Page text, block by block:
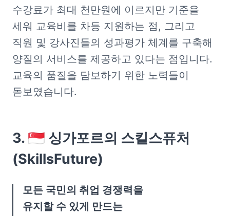
수강료가 최대 천만원에 이르지만 기준을
세워 교육비를 차등 지원하는 점, 그리고
직원 및 강사진들의 성과평가 체계를 구축해
양질의 서비스를 제공하고 있다는 점입니다.
교육의 품질을 담보하기 위한 노력들이
돋보였습니다.
3. 🇸🇬 싱가포르의 스킬스퓨처
(SkillsFuture)
모든 국민의 취업 경쟁력을
유지할 수 있게 만드는